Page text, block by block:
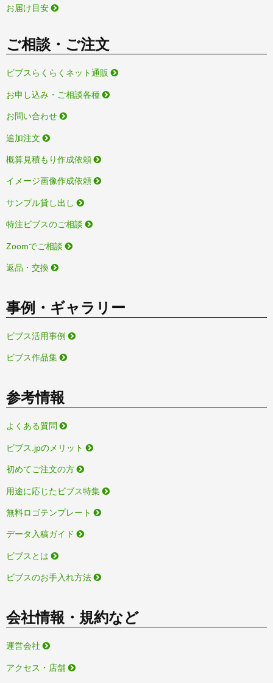
お届け目安
ご相談・ご注文
ビブスらくらくネット通販
お申し込み・ご相談各種
お問い合わせ
追加注文
概算見積もり作成依頼
イメージ画像作成依頼
サンプル貸し出し
特注ビブスのご相談
Zoomでご相談
返品・交換
事例・ギャラリー
ビブス活用事例
ビブス作品集
参考情報
よくある質問
ビブス.jpのメリット
初めてご注文の方
用途に応じたビブス特集
無料ロゴテンプレート
データ入稿ガイド
ビブスとは
ビブスのお手入れ方法
会社情報・規約など
運営会社
アクセス・店舗